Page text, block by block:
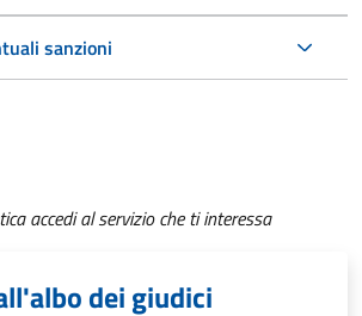
sanzioni
accedi al servizio che ti interessa
dei giudici